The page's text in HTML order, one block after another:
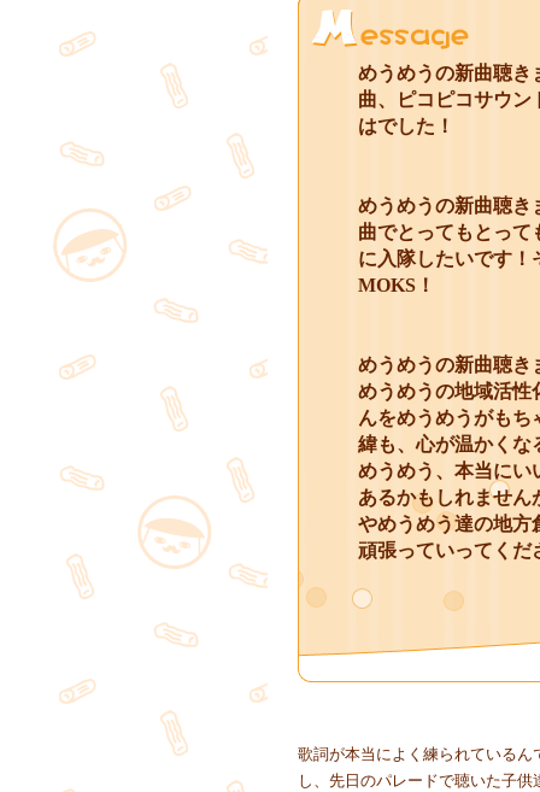
めうめうの新曲聴き
曲、ピコピコサウン
はでした！
めうめうの新曲聴き
曲でとってもとって
に入隊したいです！
MOKS！
めうめうの新曲聴き
めうめうの地域活性
んをめうめうがもち
緯も、心が温かくな
めうめう、本当に
あるかもしれません
やめうめう達の地方
頑張っていってくだ
歌詞が本当によく練られている
し、先日のパレードで聴いた子